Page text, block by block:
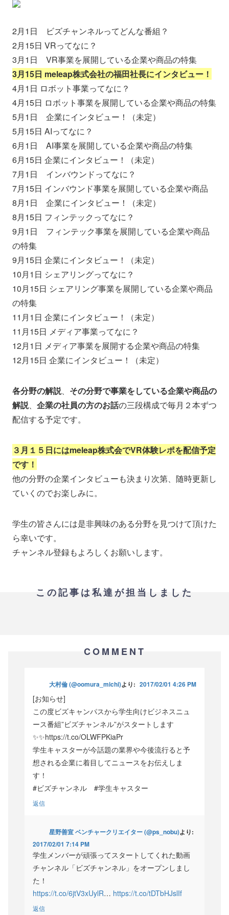
2月1日 ビズチャンネルってどんな番組？
2月15日 VRってなに？
3月1日 VR事業を展開している企業や商品の特集
3月15日 meleap株式会社の福田社長にインタビュー！
4月1日 ロボット事業ってなに？
4月15日 ロボット事業を展開している企業や商品の特集
5月1日 企業にインタビュー！（未定）
5月15日 AIってなに？
6月1日 AI事業を展開している企業や商品の特集
6月15日 企業にインタビュー！（未定）
7月1日 インバウンドってなに？
7月15日 インバウンド事業を展開している企業や商品
8月1日 企業にインタビュー！（未定）
8月15日 フィンテックってなに？
9月1日 フィンテック事業を展開している企業や商品
の特集
9月15日 企業にインタビュー！（未定）
10月1日 シェアリングってなに？
10月15日 シェアリング事業を展開している企業や商品
の特集
11月1日 企業にインタビュー！（未定）
11月15日 メディア事業ってなに？
12月1日 メディア事業を展開する企業や商品の特集
12月15日 企業にインタビュー！（未定）
各分野の解説、 その分野で事業をしている企業や商品の
解説、 企業の社員の方のお話の三段構成で毎月２本ずつ
配信する予定です。
３月１５日にはmeleap株式会でVR体験レポを配信予定
です！
他の分野の企業インタビューも決まり次第、随時更新し
ていくのでお楽しみに。
学生の皆さんには是非興味のある分野を見つけて頂けた
ら幸いです。
チャンネル登録もよろしくお願いします。
この記事は私達が担当しました
COMMENT
大村倫 (@oomura_michi)より: 2017/02/01 4:26 PM
[お知らせ]
この度ビズキャンパスから学生向けビジネスニュ
ース番組”ビズチャンネル”がスタートします
✨✨https://t.co/OLWFPKiaPr
学生キャスターが今話題の業界や今後流行ると予
想される企業に着目してニュースをお伝えしま
す！
#ビズチャンネル #学生キャスター
返信
星野善宣 ベンチャークリエイター (@ps_nobu)より:
2017/02/01 7:14 PM
学生メンバーが頑張ってスタートしてくれた動画
チャンネル「ビズチャンネル」をオープンしまし
た！
https://t.co/6jtV3xUylR… https://t.co/tDTbHJslIf
返信